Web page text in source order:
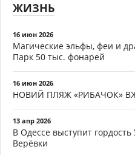
ЖИЗНЬ
16 июн 2026
Магические эльфы, феи и
Парк 50 тыс. фонарей
16 июн 2026
НОВИЙ ПЛЯЖ «РИБАЧОК»
13 апр 2026
В Одессе выступит
Верёвки